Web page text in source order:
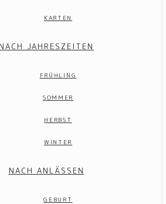
KARTEN
NACH JAHRESZEITEN
FRÜHLING
SOMMER
HERBST
WINTER
NACH ANLÄSSEN
GEBURT